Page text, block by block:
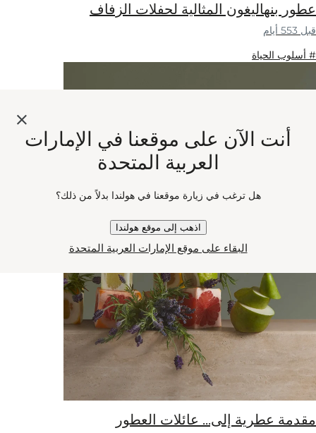
عطور بنهاليغون المثالية لحفلات الزفاف
قبل 553 أيام
# أسلوب الحياة
مقدمة عطرية إلى... عائلات العطور
أنت الآن على موقعنا في الإمارات
العربية المتحدة
هل ترغب في زيارة موقعنا في هولندا بدلاً من ذلك؟
اذهب إلى موقع هولندا
البقاء على موقع الإمارات العربية المتحدة